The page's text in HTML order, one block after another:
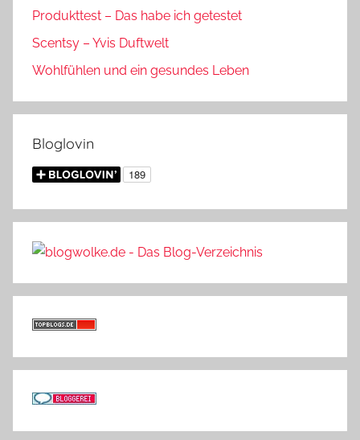
Produkttest – Das habe ich getestet
Scentsy – Yvis Duftwelt
Wohlfühlen und ein gesundes Leben
Bloglovin